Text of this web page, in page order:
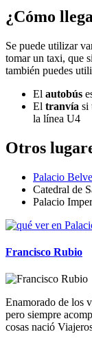
¿Cómo
Se puede utilizar
tomar un taxi, que
también puedes
El autobús
El tranvía si
la línea U4
Otros
Palacio
Catedral de
Palacio
Francisco Rubio
Enamorado de los
pero siempre
cosas nació